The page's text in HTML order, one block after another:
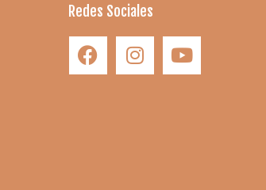
Redes Sociales